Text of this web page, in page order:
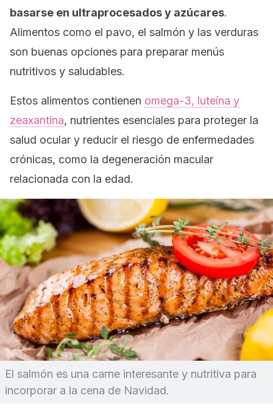
basarse en ultraprocesados y azúcares.
Alimentos como el pavo, el salmón y las verduras
son buenas opciones para preparar menús
nutritivos y saludables.
Estos alimentos contienen omega-3, luteína y
zeaxantina, nutrientes esenciales para proteger la
salud ocular y reducir el riesgo de enfermedades
crónicas, como la degeneración macular
relacionada con la edad.
El salmón es una carne interesante y nutritiva para
incorporar a la cena de Navidad.